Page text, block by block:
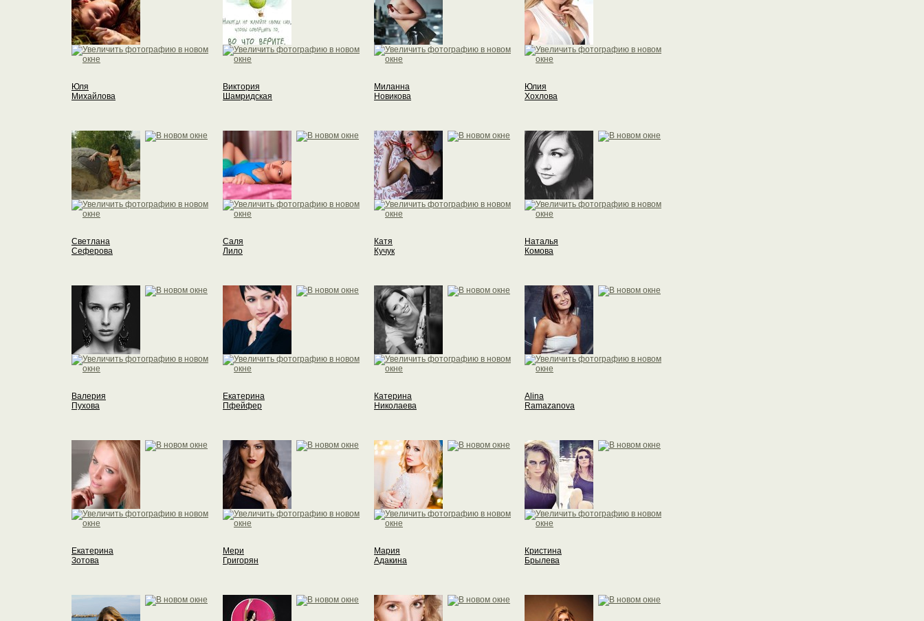
Юля
Михайлова
Виктория
Шамридская
Миланна
Новикова
Юлия
Хохлова
Светлана
Сеферова
Саля
Лило
Катя
Кучук
Наталья
Комова
Валерия
Пухова
Екатерина
Пфейфер
Катерина
Николаева
Alina
Ramazanova
Екатерина
Зотова
Мери
Григорян
Мария
Адакина
Кристина
Брылева